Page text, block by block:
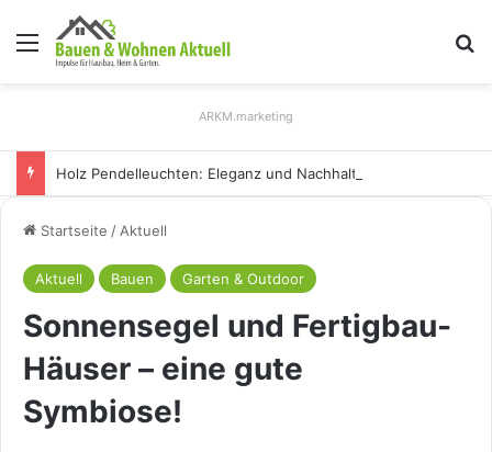
Menü
ARKM.marketing
Startseite / Aktuell
Aktuell Bauen Garten & Outdoor
Sonnensegel und Fertigbau-
Häuser – eine gute
Symbiose!